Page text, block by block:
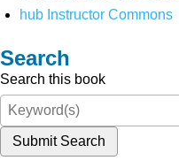
hub Instructor Commons
Search
Search this book
Submit Search